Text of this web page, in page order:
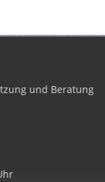
und Beratung